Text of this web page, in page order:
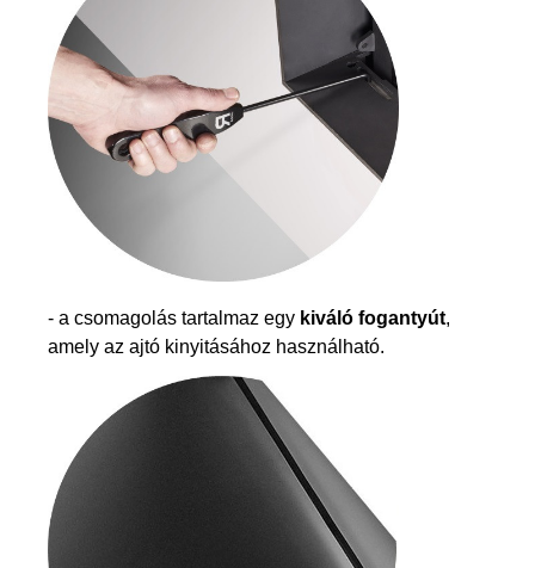
- a csomagolás tartalmaz egy kiváló fogantyút,
amely az ajtó kinyitásához használható.